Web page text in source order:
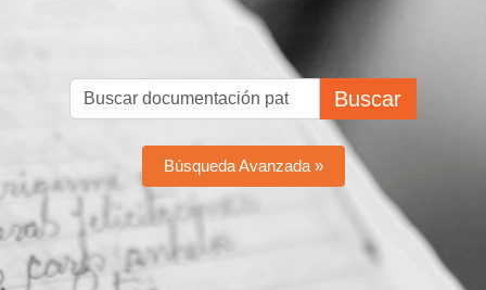
Buscar
Búsqueda Avanzada »